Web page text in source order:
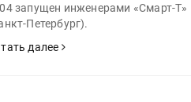
запущен инженерами «Смарт-Т»
Петербург).
далее